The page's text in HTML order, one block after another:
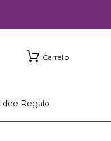
Carrello
Regalo